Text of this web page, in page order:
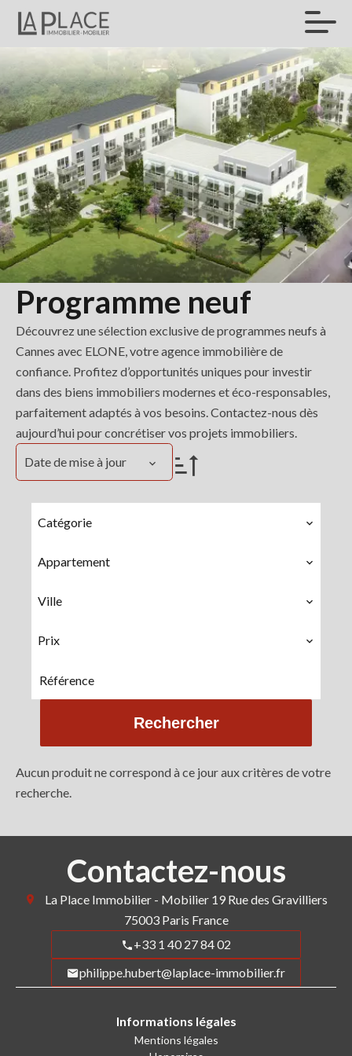
Programme neuf
Découvrez une sélection exclusive de programmes neufs à
Cannes avec ELONE, votre agence immobilière de
confiance. Profitez d’opportunités uniques pour investir
dans des biens immobiliers modernes et éco-responsables,
parfaitement adaptés à vos besoins. Contactez-nous dès
aujourd’hui pour concrétiser vos projets immobiliers.
Date de mise à jour
Aucun produit ne correspond à ce jour aux critères de votre
recherche.
Catégorie
Appartement
Ville
Prix
Rechercher
Contactez-nous
La Place Immobilier - Mobilier 19 Rue des Gravilliers
75003Paris France
+33 1 40 27 84 02
philippe.hubert@laplace-immobilier.fr
Informations légales
Mentions légales